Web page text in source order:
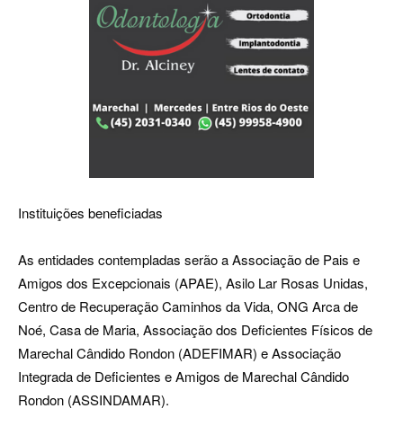
Instituições beneficiadas
As entidades contempladas serão a Associação de Pais e
Amigos dos Excepcionais (APAE), Asilo Lar Rosas Unidas,
Centro de Recuperação Caminhos da Vida, ONG Arca de
Noé, Casa de Maria, Associação dos Deficientes Físicos de
Marechal Cândido Rondon (ADEFIMAR) e Associação
Integrada de Deficientes e Amigos de Marechal Cândido
Rondon (ASSINDAMAR).